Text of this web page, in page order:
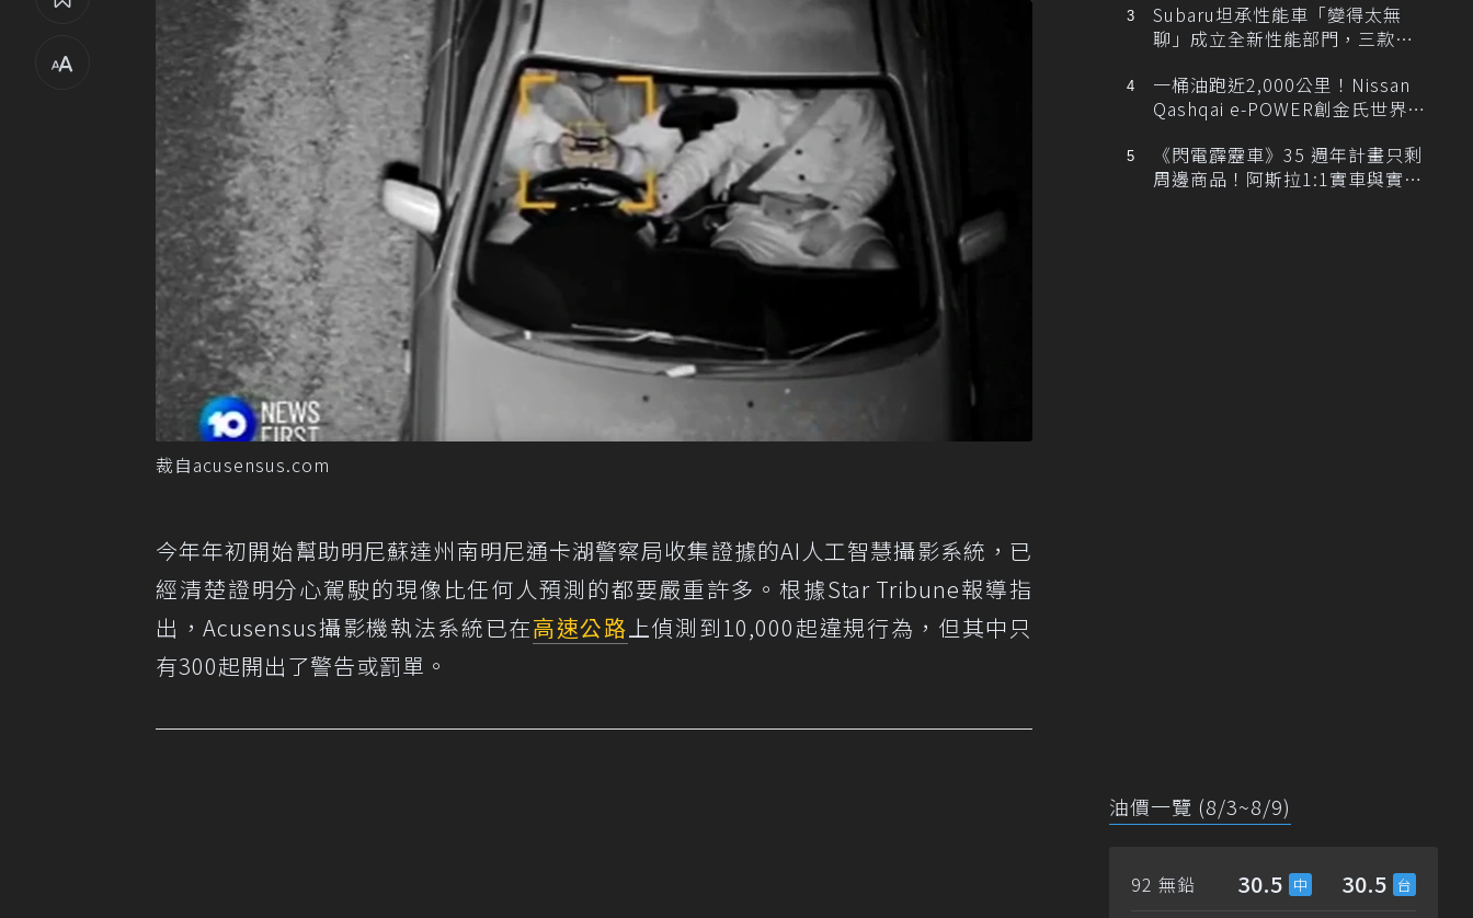
裁自acusensus.com
今年年初開始幫助明尼蘇達州南明尼通卡湖警察局收集證據的AI人工智慧攝影系統，已
經清楚證明分心駕駛的現像比任何人預測的都要嚴重許多。根據Star Tribune報導指
出，Acusensus攝影機執法系統已在高速公路 上偵測到10,000起違規行為，但其中只
有300起開出了警告或罰單。
Subaru坦承性能車「變得太無
聊」成立全新性能部門，三款手
一桶油跑近2,000公里！Nissan
Qashqai e-POWER創金氏世界紀
《閃電霹靂車》35 週年計畫只剩
周邊商品！阿斯拉1:1實車與實體
油價一覽 (8/3~8/9)
92 無鉛 30.5 30.5